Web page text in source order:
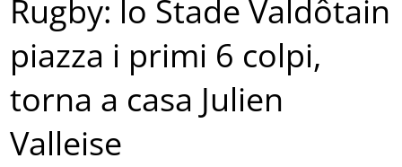
Rugby: lo Stade Valdôtain
piazza i primi 6 colpi,
torna a casa Julien
Valleise